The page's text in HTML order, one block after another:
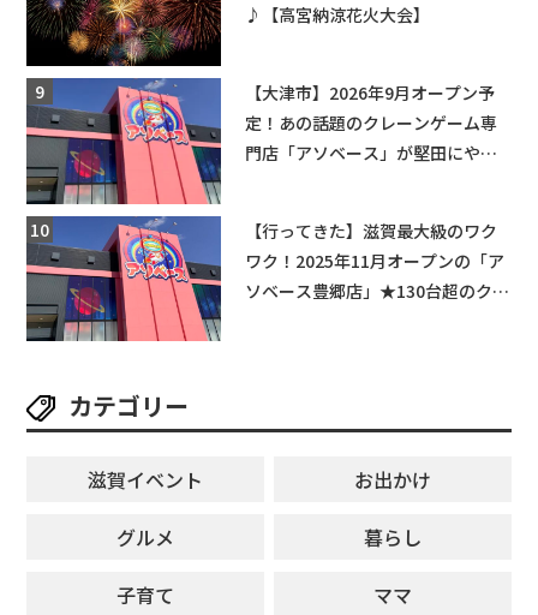
♪【高宮納涼花火大会】
【大津市】2026年9月オープン予
定！あの話題のクレーンゲーム専
門店「アソベース」が堅田にやっ
【行ってきた】滋賀最大級のワク
ワク！2025年11月オープンの「ア
ソベース豊郷店」★130台超のクレ
カテゴリー
滋賀イベント
お出かけ
グルメ
暮らし
子育て
ママ